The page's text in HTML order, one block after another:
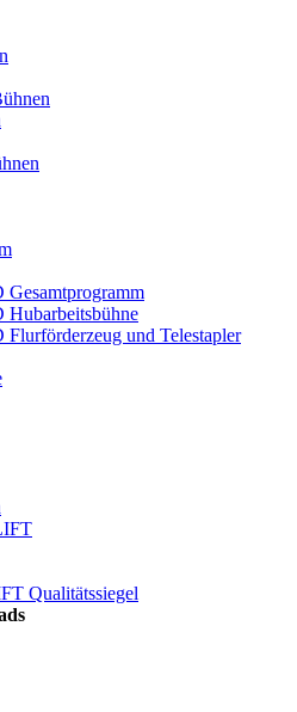
und Telestapler
Qualitätssiegel